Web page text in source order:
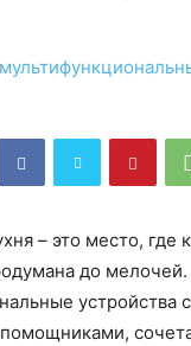
– это место, где
до мелочей.
устройства